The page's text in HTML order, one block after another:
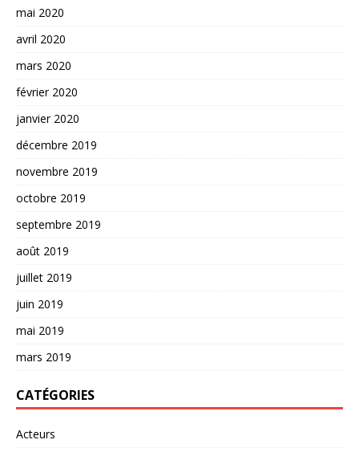
mai 2020
avril 2020
mars 2020
février 2020
janvier 2020
décembre 2019
novembre 2019
octobre 2019
septembre 2019
août 2019
juillet 2019
juin 2019
mai 2019
mars 2019
CATÉGORIES
Acteurs